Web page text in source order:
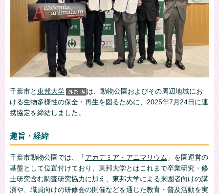
千葉市と東邦大学
は、動物公園およびその周辺地域にお
ける生物多様性の保全・再生を図るために、2025年7月24日に連
携協定を締結しました。
趣旨・経緯
千葉市動物公園では、「アカデミア・アニマリウム 」を園運営の
基盤として位置付けており、東邦大学とはこれまで卒業研究・修
士研究含む調査研究協力に加え、東邦大学による来園者向けの講
演や、職員向けの研修会の開催などを通じた教育・普及活動を実